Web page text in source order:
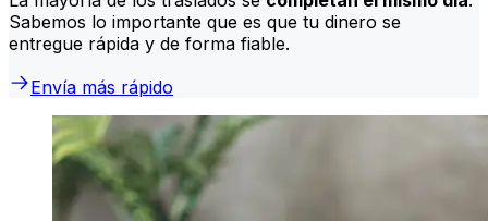
Sabemos lo importante que es que tu dinero se
entregue rápida y de forma fiable.
Envía más rápido